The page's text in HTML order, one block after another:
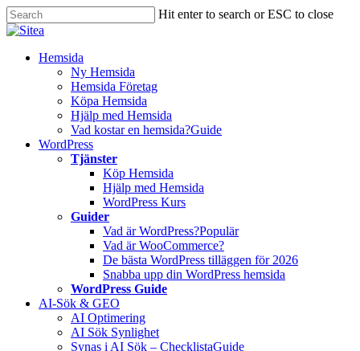
Skip
to
content
Hit enter to search or ESC to close
Close
InnehållHemsida
Ny Hemsida
Hemsida Företag
Köpa Hemsida
Hjälp med Hemsida
Vad kostar en hemsida?Guide
WordPress
Tjänster
Köp Hemsida
Hjälp med Hemsida
WordPress Kurs
Guider
Vad är WordPress?Populär
Vad är WooCommerce?
De bästa WordPress tilläggen för 2026
Snabba upp din WordPress hemsida
WordPress Guide
AI-Sök & GEO
AI Optimering
AI Sök Synlighet
Synas i AI Sök – ChecklistaGuide